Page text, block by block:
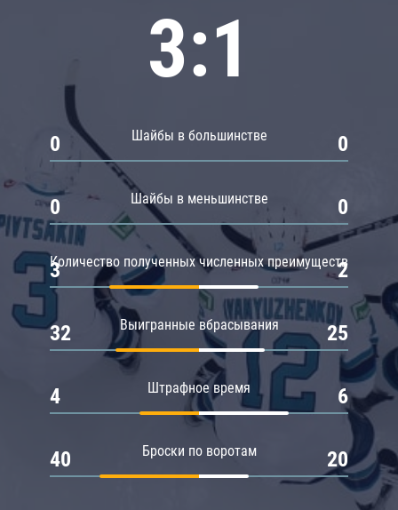
3:1
Шайбы в большинстве
0 0
Шайбы в меньшинстве
0 0
Количество полученных численных преимуществ
3 2
Выигранные вбрасывания
32 25
Штрафное время
4 6
Броски по воротам
40 20